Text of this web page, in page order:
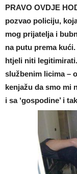
PRAVO OVDJE
pozvao policiju,
mog prijatelja i
na putu prema
htjeli niti
službenim licima –
kenjažu da smo mi
i sa ‘gospodine’ i